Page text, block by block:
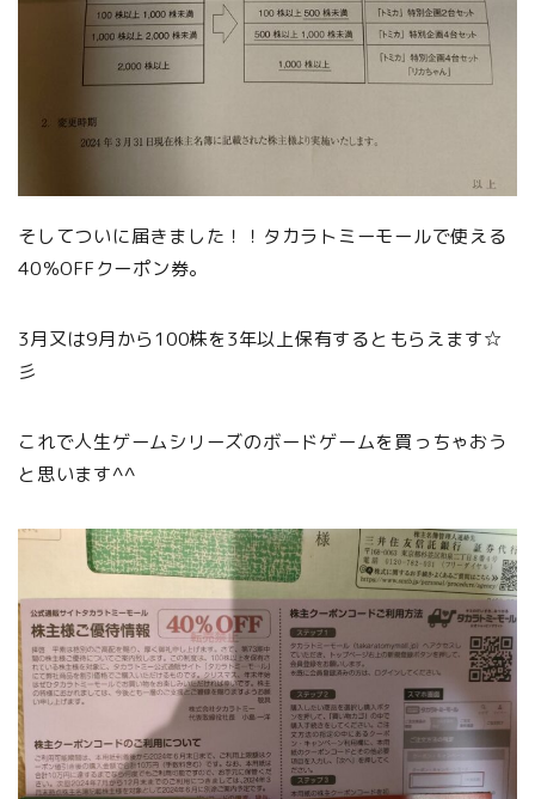
そしてついに届きました！！タカラトミーモールで使える
40％OFFクーポン券。
3月又は9月から100株を3年以上保有するともらえます☆
彡
これで人生ゲームシリーズのボードゲームを買っちゃおう
と思います^^